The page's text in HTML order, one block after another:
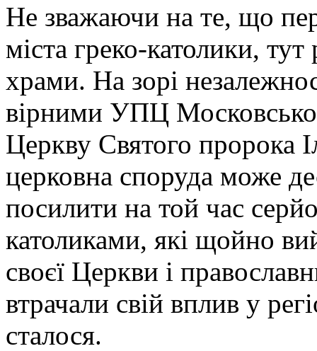
Не зважаючи на те, що
міста греко-католики,
храми. На зорі
вірними УПЦ
Церкву Святого пророка
церковна споруда може
посилити на той час
католиками, які щойно
своєї Церкви і
втрачали свій вплив у
сталося.